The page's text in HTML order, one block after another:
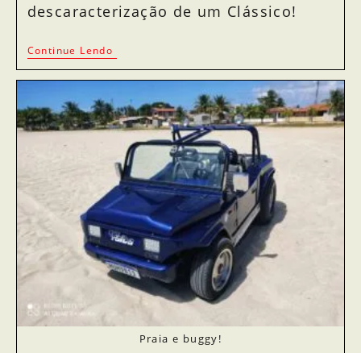
descaracterização de um Clássico!
Continue Lendo
Praia e buggy!